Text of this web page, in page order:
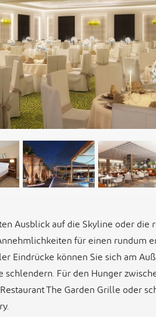
Ausblick auf die Skyline oder die
für einen rundum
Eindrücke können Sie sich am
Für den Hunger
The Garden Grille oder